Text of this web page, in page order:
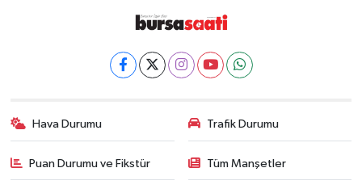
Hava Durumu Trafik Durumu
Puan Durumu ve Fikstür Tüm Manşetler